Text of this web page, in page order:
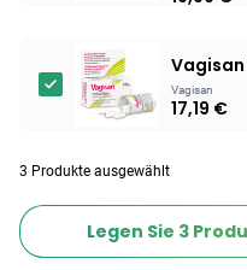
neigende
Vagisan
– Zäpfchen
pH-Wert-
12,89 €
Hametum
Bei
& Juckreiz
12,04 €
Vagisan
17,19 €
3 Produkte ausgewählt
Legen Sie 3